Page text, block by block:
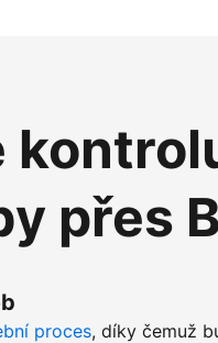
přes
proces, díky čemuž